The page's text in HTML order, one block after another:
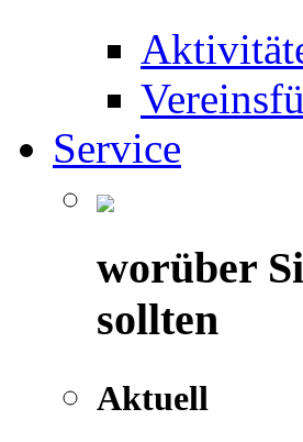
Service
worüber
sollten
Aktuell